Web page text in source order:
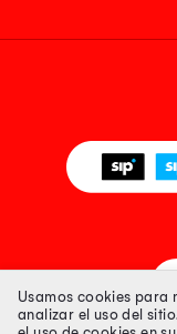
Usamos cookies para
analizar el uso del